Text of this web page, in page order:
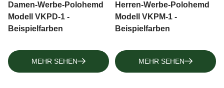
Damen-Werbe-Polohemd
Modell VKPD-1 -
Beispielfarben
MEHR SEHEN
Herren-Werbe-Polohemd
Modell VKPM-1 -
Beispielfarben
MEHR SEHEN